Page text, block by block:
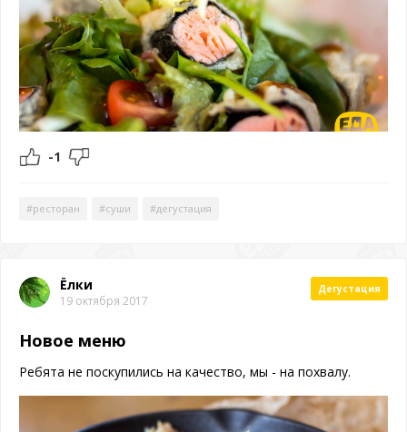
-1
#ресторан #суши #дегустация
Ёлки
19 октября 2017
Дегустация
Новое меню
Ребята не поскупились на качество, мы - на похвалу.